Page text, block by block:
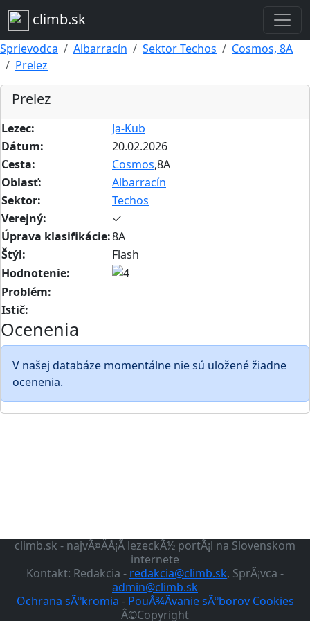
climb.sk
Sprievodca Albarracín Sektor Techos
Cosmos, 8A
Prelez
Prelez
Lezec:
Ja-Kub
Dátum:
20.02.2026
Cesta:
Cosmos,8A
Oblasť:
Albarracín
Sektor:
Techos
Verejný:
✓
Úprava klasifikácie:8A
Štýl:
Flash
Hodnotenie:
Problém:
Istič:
Ocenenia
V našej databáze momentálne nie sú uložené žiadne
ocenenia.
climb.sk - najvÃ¤ÄÅ¡Ã­ lezeckÃ½ portÃ¡l na Slovenskom
internete
Kontakt: Redakcia - redakcia@climb.sk, SprÃ¡vca -
admin@climb.sk
Ochrana sÃºkromia - PouÅ¾Ã­vanie sÃºborov Cookies
Â©Copyright